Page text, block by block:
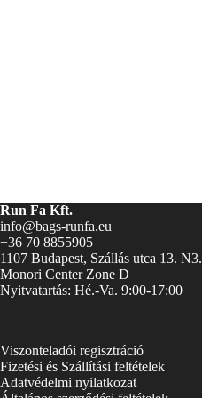
Run Fa Kft.
info@bags-runfa.eu
+36 70 8855905
1107 Budapest, Szállás utca 13. N3.
Monori Center Zone D
Nyitvatartás: Hé.-Va. 9:00-17:00
Viszonteladói regisztráció
Fizetési és Szállítási feltételek
Adatvédelmi nyilatkozat